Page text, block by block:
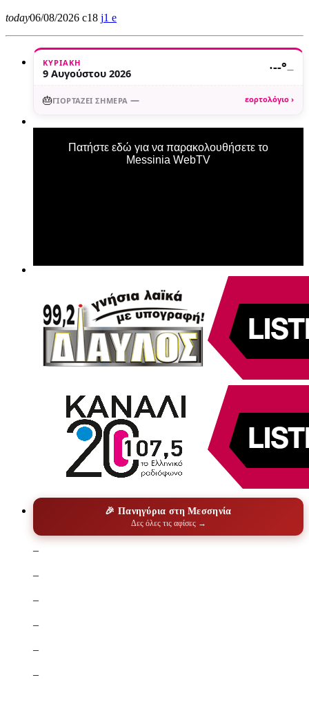
today06/08/2026 18 1
ΚΥΡΙΑΚΉ
9 Αυγούστου 2026 ·--°—
🎂ΓΙΟΡΤΆΖΕΙ ΣΉΜΕΡΑ — εορτολόγιο ›
Πατήστε εδώ για να παρακολουθήσετε το
Messinia WebTV
🎉 Πανηγύρια στη Μεσσηνία
Δες όλες τις αφίσες →
–
–
–
–
–
–